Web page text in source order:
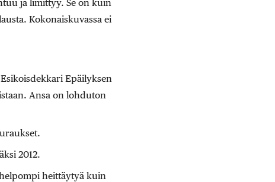
ja limittyy. Se on kuin
Kokonaiskuvassa ei
Epäilyksen
Ansa on lohduton
2012.
heittäytyä kuin